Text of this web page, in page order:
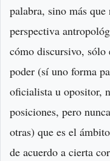
palabra, sino más
perspectiva
cómo discursivo, sólo
poder (sí uno forma
oficialista u opositor,
posiciones, pero
otras) que es el
de acuerdo a cierta